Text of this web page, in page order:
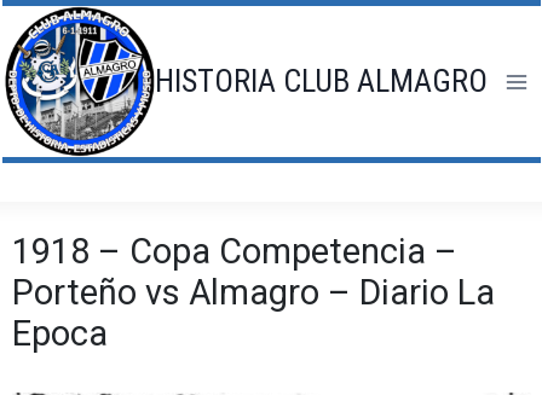
Saltar
al
contenido
HISTORIA CLUB ALMAGRO
1918 – Copa Competencia –
Porteño vs Almagro – Diario La
Epoca